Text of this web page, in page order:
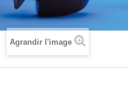
Agrandir l'image